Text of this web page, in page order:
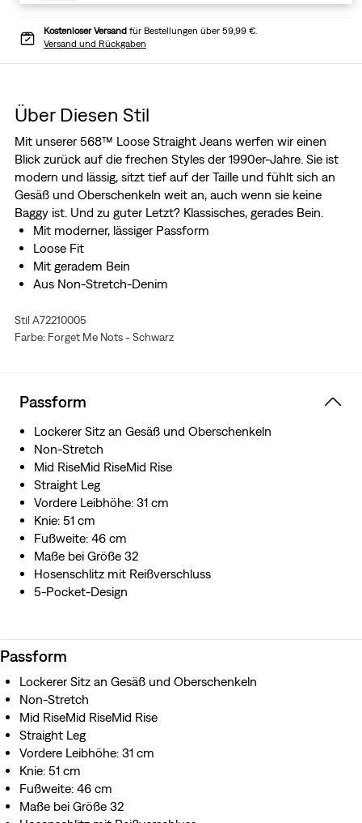
Kostenloser Versand für Bestellungen über 59,99 €.
Versand und Rückgaben
Über Diesen Stil
Mit unserer 568™ Loose Straight Jeans werfen wir einen
Blick zurück auf die frechen Styles der 1990er-Jahre. Sie ist
modern und lässig, sitzt tief auf der Taille und fühlt sich an
Gesäß und Oberschenkeln weit an, auch wenn sie keine
Baggy ist. Und zu guter Letzt? Klassisches, gerades Bein.
Mit moderner, lässiger Passform
Loose Fit
Mit geradem Bein
Aus Non-Stretch-Denim
Stil A72210005
Farbe: Forget Me Nots - Schwarz
Passform
Lockerer Sitz an Gesäß und Oberschenkeln
Non-Stretch
Mid RiseMid RiseMid Rise
Straight Leg
Vordere Leibhöhe: 31 cm
Knie: 51 cm
Fußweite: 46 cm
Maße bei Größe 32
Hosenschlitz mit Reißverschluss
5-Pocket-Design
Passform
Lockerer Sitz an Gesäß und Oberschenkeln
Non-Stretch
Mid RiseMid RiseMid Rise
Straight Leg
Vordere Leibhöhe: 31 cm
Knie: 51 cm
Fußweite: 46 cm
Maße bei Größe 32